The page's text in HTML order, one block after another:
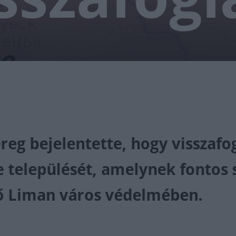
bejelentette, hogy
települését, amelynek fontos
város védelmében.